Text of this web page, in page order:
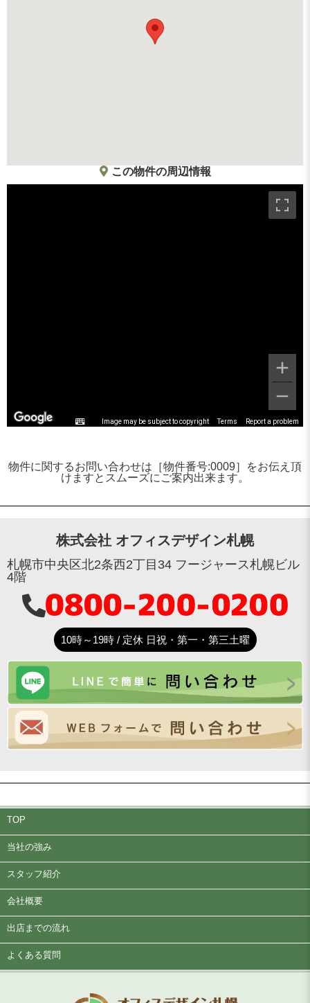
この物件の周辺情報
Image may be subject to copyright Terms Report a problem
物件に関するお問い合わせは［物件番号:0009］をお伝え頂
けますとスムーズにご案内出来ます。
株式会社 オフィスデザイン札幌
札幌市中央区北2条西2丁目34 フージャース札幌ビル
4階
10時～19時 / 定休 日祝・第一・第三土曜
TOP
当社の強み
スタッフ紹介
会社概要
出店までの流れ
よくある質問